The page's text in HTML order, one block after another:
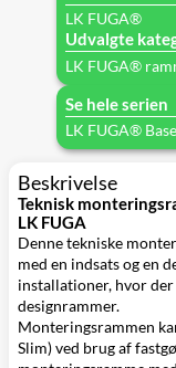
LK FUGA®
Udvalgte
LK FUGA®
Se hele serien
LK FUGA®
Beskrivelse
Teknisk
LK FUGA
Denne tekniske
med en indsats og en
installationer, hvor
designrammer.
Monteringsrammen
Slim) ved brug af